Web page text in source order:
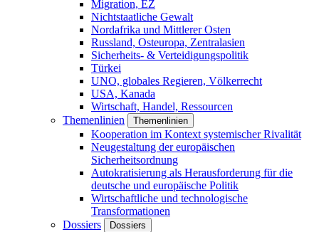
Migration, EZ
Nichtstaatliche Gewalt
Nordafrika und Mittlerer Osten
Russland, Osteuropa, Zentralasien
Sicherheits- & Verteidigungspolitik
Türkei
UNO, globales Regieren, Völkerrecht
USA, Kanada
Wirtschaft, Handel, Ressourcen
Themenlinien
Themenlinien
Kooperation im Kontext systemischer Rivalität
Neugestaltung der europäischen
Sicherheitsordnung
Autokratisierung als Herausforderung für die
deutsche und europäische Politik
Wirtschaftliche und technologische
Transformationen
Dossiers
Dossiers